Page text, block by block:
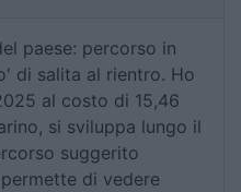
paese: percorso in
di salita al rientro. Ho
al costo di 15,46
si sviluppa lungo il
suggerito
di vedere